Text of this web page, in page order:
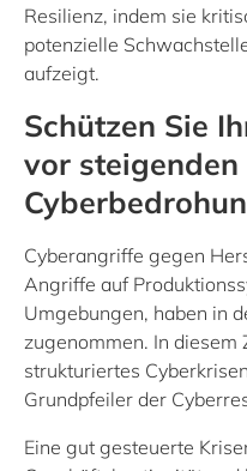
Resilienz, indem sie
potenzielle
aufzeigt.
Schützen Sie
vor steigenden
Cyberangriffe gegen
Angriffe auf
Umgebungen, haben in
zugenommen. In diesem
strukturiertes
Grundpfeiler der
Eine gut gesteuerte